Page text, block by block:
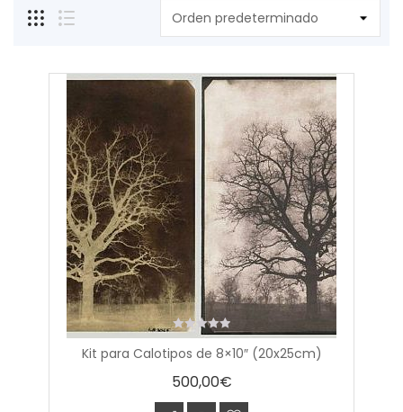
Kit para Calotipos de 8×10″ (20x25cm)
0
out
5
500,00€